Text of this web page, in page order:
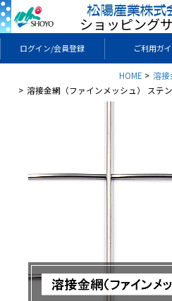
ショッピング
ログイン/会員登録 ご利用ガ
HOME 溶接
溶接金網（ファインメッシュ） ス